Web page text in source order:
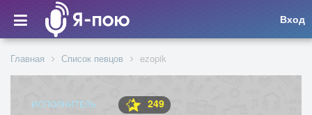
Вход
Главная Список певцов ezopik
ИСПОЛНИТЕЛЬ 249